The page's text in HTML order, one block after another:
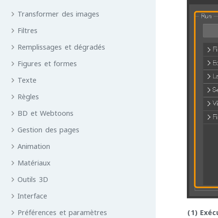
Transformer des images
Filtres
Remplissages et dégradés
Figures et formes
Texte
Règles
BD et Webtoons
Gestion des pages
Animation
Matériaux
Outils 3D
Interface
Préférences et paramètres
(1)